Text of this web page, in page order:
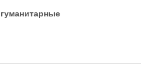
гуманитарные